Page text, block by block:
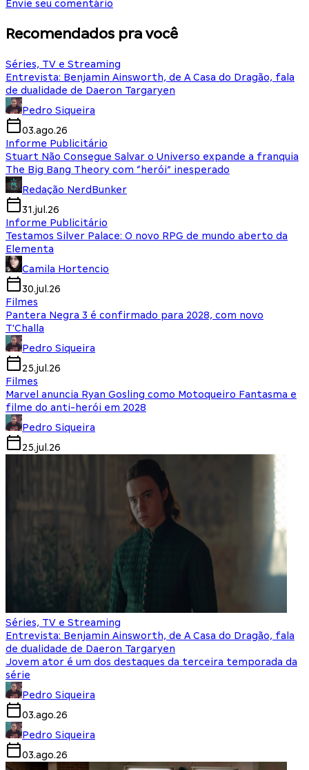
Envie seu comentário
Recomendados pra você
Séries, TV e Streaming
Entrevista: Benjamin Ainsworth, de A Casa do Dragão, fala
de dualidade de Daeron Targaryen
Pedro Siqueira
03.ago.26
Informe Publicitário
Stuart Não Consegue Salvar o Universo expande a franquia
The Big Bang Theory com “herói” inesperado
Redação NerdBunker
31.jul.26
Informe Publicitário
Testamos Silver Palace: O novo RPG de mundo aberto da
Elementa
Camila Hortencio
30.jul.26
Filmes
Pantera Negra 3 é confirmado para 2028, com novo
T'Challa
Pedro Siqueira
25.jul.26
Filmes
Marvel anuncia Ryan Gosling como Motoqueiro Fantasma e
filme do anti-herói em 2028
Pedro Siqueira
25.jul.26
Séries, TV e Streaming
Entrevista: Benjamin Ainsworth, de A Casa do Dragão, fala
de dualidade de Daeron Targaryen
Jovem ator é um dos destaques da terceira temporada da
série
Pedro Siqueira
03.ago.26
Pedro Siqueira
03.ago.26